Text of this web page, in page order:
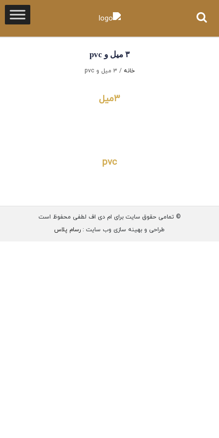
۳ میل و pvc
خانه / ۳ میل و pvc
۳میل
pvc
© تمامی حقوق سایت برای ام دی اف لطفی محفوظ است
طراحی و بهینه سازی وب سایت : رسام پلاس